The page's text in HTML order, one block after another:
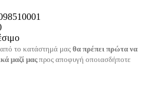
το κατάστημά μας θα πρέπει πρώτα να
μαζί μαςπρος αποφυγή οποιασδήποτε